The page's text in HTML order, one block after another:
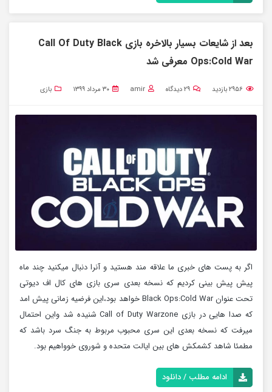
بعد از شایعات بسیار بالاخره بازی Call Of Duty Black
Ops:Cold War معرفی شد
۲۹۵۶بازدید ۲۹دیدگاه amir ۳۰ مرداد ۱۳۹۹ بازی
اگر به پست های خبری ما علاقه مند هستید و آنرا دنبال میکنید چند ماه
پیش پیش بینی کردیم که نسخه بعدی سری بازی های کال اف دیوتی
تحت عنوان Black Ops:Cold War خواهد بود،این فرضیه زمانی پیش امد
که صدا هایی در بازی Call of Duty Warzone شنیده شد واین احتمال
میرفت که نسخه بعدی این سری محبوب مربوط به جنگ سرد باشد که
مطمئا شاهد کشمکش های بین ایالت متحده و شوروی خوواهیم بود.
ادامه مطلب / دانلود